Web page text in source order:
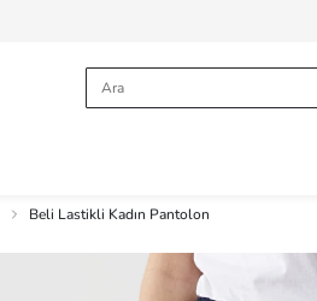
Beli Lastikli Kadın Pantolon